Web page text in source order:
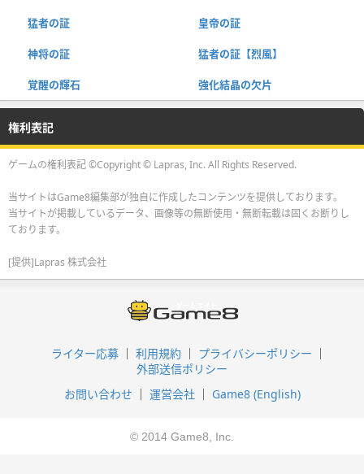
猛者の証 皇帝の証
神将の証 猛者の証【烈風】
覚醒の輝石 強化結晶の欠片
権利表記
ゲームの権利表記 ©Copyright © Lapras, Inc. All Rights Reserved.
当サイトはGame8編集部が独自に作成したコンテンツを提供しております。
当サイトが掲載しているデータ、画像等の無断使用・無断転載は固くお断りし
ております。
[提供]Lapras 株式会社
ライター応募 利用規約
プライバシーポリシー
外部送信ポリシー
お問い合わせ
運営会社 Game8 (English)
© 2014 Game8, Inc.